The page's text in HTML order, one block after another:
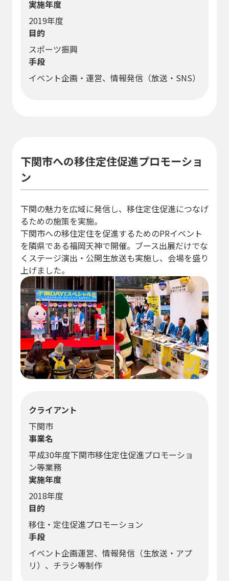
実施年度
2019年度
目的
スポーツ振興
手段
イベント企画・運営、情報発信（放送・SNS）
下関市への移住定住促進プロモーショ
ン
下関の魅力を広域に発信し、移住定住促進につなげ
るための施策を実施。
下関市への移住定住を促進するためのPRイベント
を隣県である福岡天神で開催。ブース出展だけでな
くステージ演出・公開生放送も実施し、会場を盛り
上げました。
クライアント
下関市
事業名
平成30年度下関市移住定住促進プロモーショ
ン等業務
実施年度
2018年度
目的
移住・定住促進プロモーション
手段
イベント企画運営、情報発信（生放送・アプ
リ）、チラシ等制作